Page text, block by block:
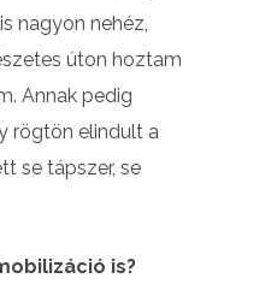
nagyon nehéz,
úton hoztam
Annak pedig
rögtön elindult a
se tápszer, se
is?